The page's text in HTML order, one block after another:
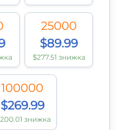
25000
$89.99
$277.51 знижка
100000
$269.99
знижка